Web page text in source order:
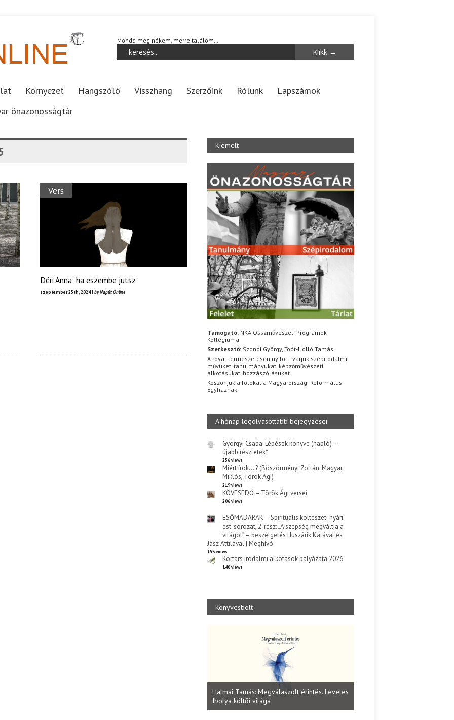
Mondd meg nékem, merre találom…
Környezet Hangszóló Visszhang Szerzőink Rólunk
Lapszámok
önazonosságtár
Vers
Déri Anna: ha eszembe jutsz
szeptember 25th, 2024 | by Napút Online
Kiemelt
Támogató: NKA Összművészeti Programok
Kollégiuma
Szerkesztő: Szondi György, Toót-Holló Tamás
A rovat természetesen nyitott: várjuk szépirodalmi
művüket, tanulmányukat, képzőművészeti
alkotásukat, hozzászólásukat.
Köszönjük a fotókat a Magyarországi Református
Egyháznak
A hónap legolvasottabb bejegyzései
Györgyi Csaba: Lépések könyve (napló) –
újabb részletek*
256 views
Miért írok… ? (Böszörményi Zoltán, Magyar
Miklós, Török Ági)
219 views
KÖVESEDŐ – Török Ági versei
206 views
ESŐMADARAK – Spirituális költészeti nyári
est-sorozat, 2. rész: „A szépség megváltja a
világot” – beszélgetés Huszárik Katával és
Jász Attilával | Meghívó
193 views
Kortárs irodalmi alkotások pályázata 2026
140 views
Könyvesbolt
Halmai Tamás: Megválaszolt érintés. Leveles
Ibolya költői világa